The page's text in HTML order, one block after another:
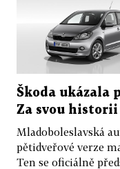
Škoda ukázala
Za svou
Mladoboleslavská
pětidveřové verze
Ten se oficiálně